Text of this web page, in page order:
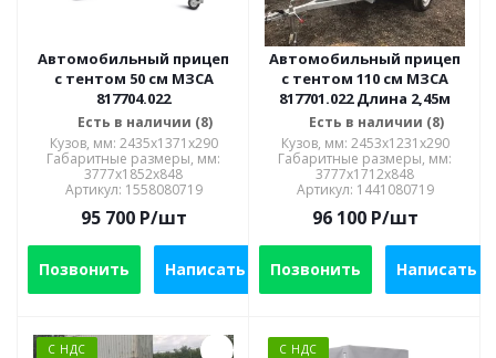
Автомобильный прицеп
с тентом 50 см МЗСА
817704.022
Есть в наличии (8)
Кузов, мм: 2435х1371х290
Габаритные размеры, мм:
3777х1852х848
Артикул: 1558080719
95 700P/шт
Позвонить Написать
Автомобильный прицеп
с тентом 110 см МЗСА
817701.022 Длина 2,45м
Есть в наличии (8)
Кузов, мм: 2453x1231x290
Габаритные размеры, мм:
3777x1712x848
Артикул: 1441080719
96 100P/шт
Позвонить Написать
С НДС С НДС